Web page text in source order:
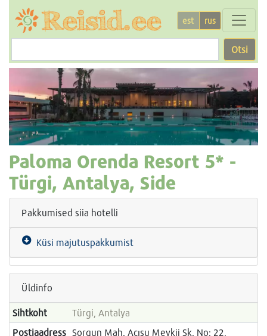
est rus
Otsi
Paloma Orenda Resort 5* -
Türgi, Antalya, Side
Pakkumised siia hotelli
Küsi majutuspakkumist
Üldinfo
Sihtkoht
Türgi, Antalya
Postiaadress Sorgun Mah. Acısu Mevkii Sk. No: 22,